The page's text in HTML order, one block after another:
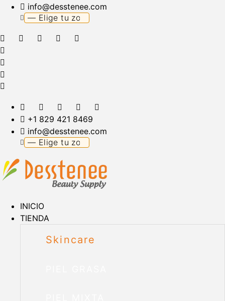
info@desstenee.com
+1 829 421 8469
info@desstenee.com
INICIO
TIENDA
Skincare